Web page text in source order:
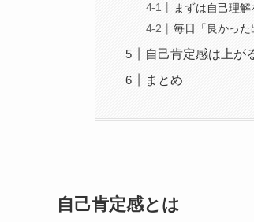
まずは自己理解
毎日「良かっ
自己肯定感は上が
まとめ
自己肯定感とは